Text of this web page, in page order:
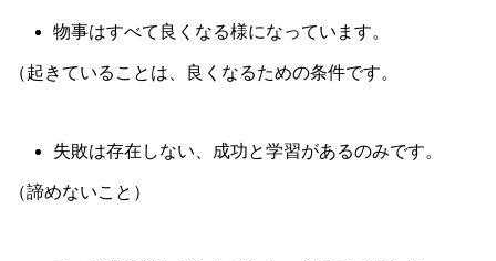
物事はすべて良くなる様になっています。
（起きていることは、良くなるための条件です。
失敗は存在しない、成功と学習があるのみです。
（諦めないこと）